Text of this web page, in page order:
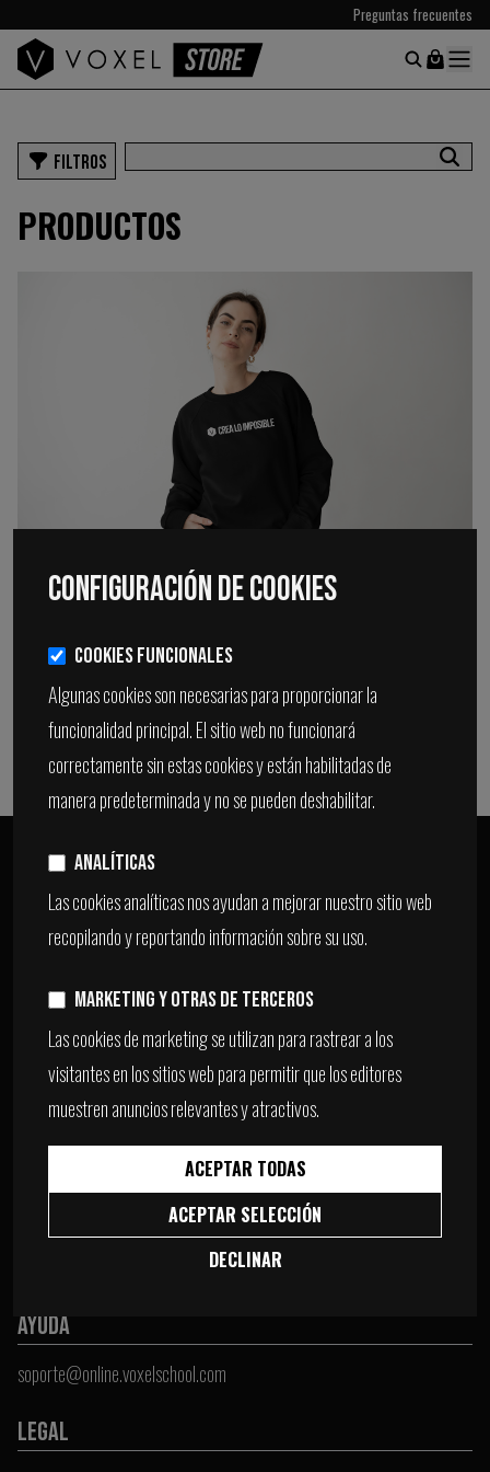
Preguntas frecuentes
FILTROS
PRODUCTOS
SUDADERA UNISEX - CREA LO IMPOSIBLE
24,99€
VER
¿QUIÉNES SOMOS?
Voxel School
Voxel Academy
PRODUCTOS
AYUDA
soporte@online.voxelschool.com
LEGAL
Configuración de Cookies
Cookies Funcionales
Algunas cookies son necesarias para proporcionar la
funcionalidad principal. El sitio web no funcionará
correctamente sin estas cookies y están habilitadas de
manera predeterminada y no se pueden deshabilitar.
Analíticas
Las cookies analíticas nos ayudan a mejorar nuestro sitio web
recopilando y reportando información sobre su uso.
Marketing y otras de terceros
Las cookies de marketing se utilizan para rastrear a los
visitantes en los sitios web para permitir que los editores
muestren anuncios relevantes y atractivos.
ACEPTAR TODAS
ACEPTAR SELECCIÓN
DECLINAR